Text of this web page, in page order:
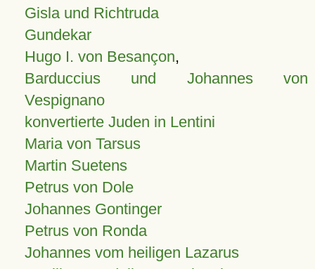
Gisla und Richtruda
Gundekar
Hugo I. von Besançon,
Barduccius und Johannes von
Vespignano
konvertierte Juden in Lentini
Maria von Tarsus
Martin Suetens
Petrus von Dole
Johannes Gontinger
Petrus von Ronda
Johannes vom heiligen Lazarus